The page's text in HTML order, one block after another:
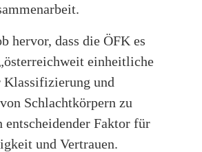
hervor, dass die ÖFK es
einheitliche
Klassifizierung und
Schlachtkörpern zu
entscheidender Faktor für
und Vertrauen.